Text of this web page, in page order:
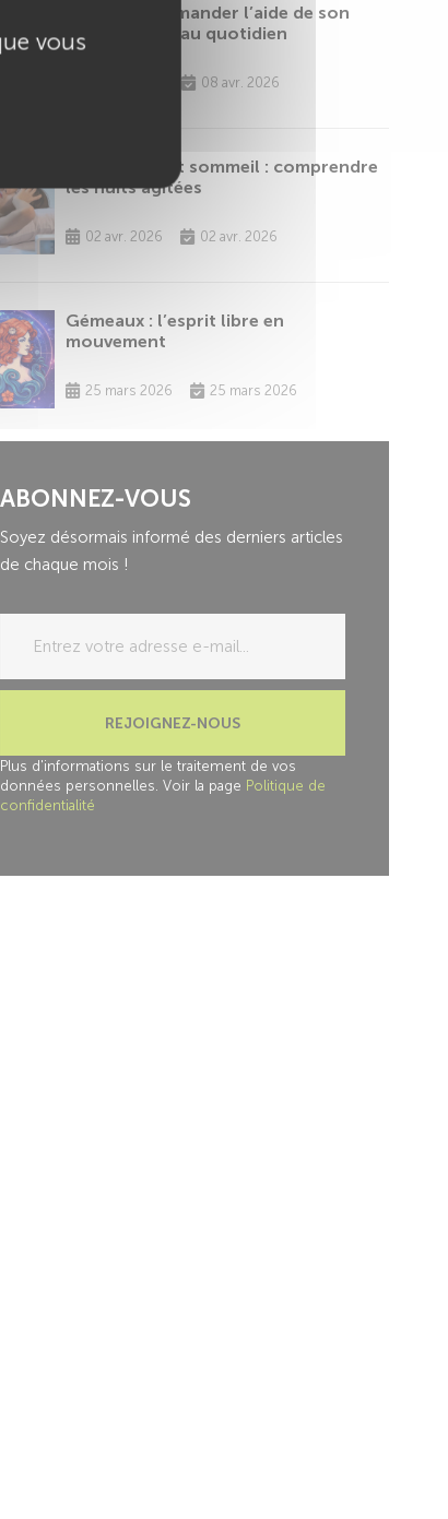
Comment demander l’aide de son
ange gardien au quotidien
08 avr. 2026
Pleine Lune et sommeil : comprendre
les nuits agitées
02 avr. 2026 02 avr. 2026
Gémeaux : l’esprit libre en
mouvement
25 mars 2026 25 mars 2026
ABONNEZ-VOUS
Soyez désormais informé des derniers articles
de chaque mois !
REJOIGNEZ-NOUS
Plus d'informations sur le traitement de vos
données personnelles. Voir la page Politique de
confidentialité
vous